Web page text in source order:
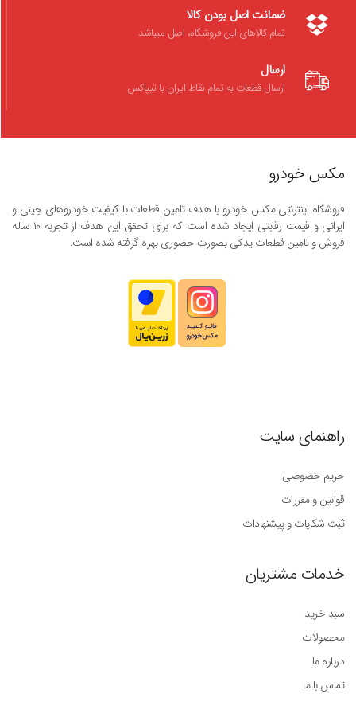
ضمانت اصل بودن کالا
تمام کالاهای این فروشگاه، اصل میباشد
ارسال
ارسال قطعات به تمام نقاط ایران با تیپاکس
مکس خودرو
فروشگاه اینترنتی مکس خودرو با هدف تامین قطعات با کیفیت خودروهای چینی و
ایرانی و قیمت رقابتی ایجاد شده است که برای تحقق این هدف از تجربه ۱۰ ساله
فروش و تامین قطعات یدکی بصورت حضوری بهره گرفته شده است.
راهنمای سایت
حریم خصوصی
قوانین و مقررات
ثبت شکایات و پیشنهادات
خدمات مشتریان
سبد خرید
محصولات
درباره ما
تماس با ما